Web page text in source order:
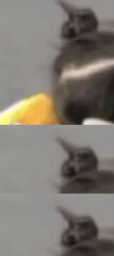
支
经
：
写
后
个
度
。